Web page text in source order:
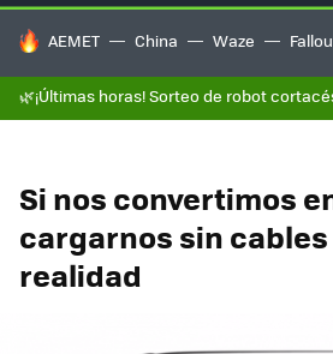
HOY SE HABLA DE
AEMET China Waze
🌿¡Últimas horas! Sorteo de robot
Si nos convertimos
cargarnos sin cables
realidad